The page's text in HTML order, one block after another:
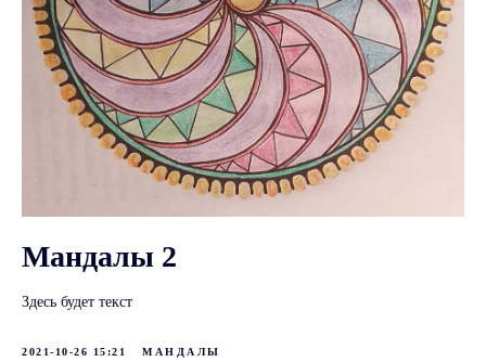
Мандалы 2
Здесь будет текст
2021-10-26 15:21 МАНДАЛЫ